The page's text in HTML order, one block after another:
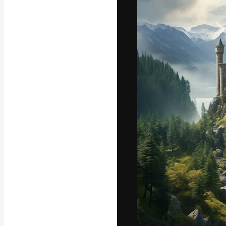
La piattaforma
migliori lavori.
creativi,
Italiano
Copyright ©